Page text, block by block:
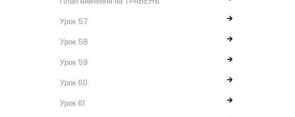
Урок 57
Урок 58
Урок 59
Урок 60
Урок 61